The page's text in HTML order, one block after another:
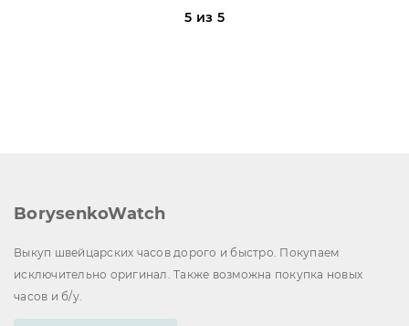
5 из 5
BorysenkoWatch
Выкуп швейцарских часов дорого и быстро. Покупаем
исключительно оригинал. Также возможна покупка новых
часов и б/у.